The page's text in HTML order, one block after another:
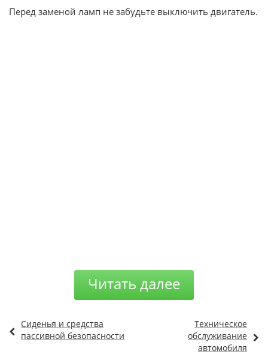
Перед заменой ламп не забудьте выключить двигатель.
Читать далее
Сиденья и средства
пассивной безопасности
Техническое
обслуживание
автомобиля